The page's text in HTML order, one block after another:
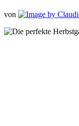
von